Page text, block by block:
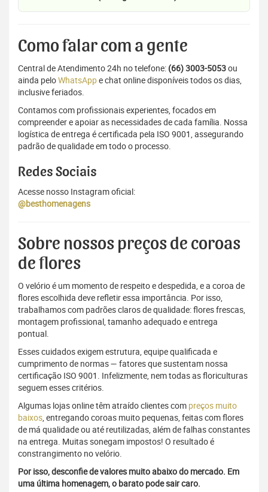
Como falar com a gente
Central de Atendimento 24h no telefone: (66) 3003-5053ou
ainda peloWhatsAppe chat online disponíveis todos os dias,
inclusive feriados.
Contamos com profissionais experientes, focados em
compreender e apoiar as necessidades de cada família. Nossa
logística de entrega é certificada pela ISO 9001, assegurando
padrão de qualidade em todo o processo.
Redes Sociais
Acesse nosso Instagram oficial:
@besthomenagens
Sobre nossos preços de coroas
de flores
O velório é um momento de respeito e despedida, e a coroa de
flores escolhida deve refletir essa importância. Por isso,
trabalhamos com padrões claros de qualidade: flores frescas,
montagem profissional, tamanho adequado e entrega
pontual.
Esses cuidados exigem estrutura, equipe qualificada e
cumprimento de normas — fatores que sustentam nossa
certificação ISO 9001. Infelizmente, nem todas as floriculturas
seguem esses critérios.
Algumas lojas online têm atraído clientes com preços muito
baixos, entregando coroas muito pequenas, feitas com flores
de má qualidade ou até reutilizadas, além de falhas constantes
na entrega. Muitas sonegam impostos! O resultado é
constrangimento no velório.
Por isso, desconfie de valores muito abaixo do mercado. Em
uma última homenagem, o barato pode sair caro.